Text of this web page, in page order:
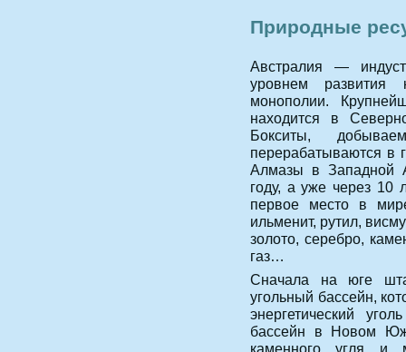
Природные
Австралия —
уровнем развития
монополии.
находится в
Бокситы,
перерабатываются в
Алмазы в Западной
году, а уже через 10
первое место в
ильменит, рутил,
золото, серебро,
газ…
Сначала на юге
угольный бассейн,
энергетический
бассейн в Новом
каменного угля и